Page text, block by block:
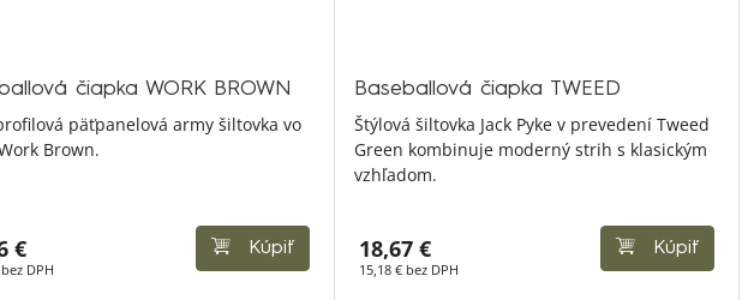
čiapka WORK BROWN
päťpanelová army šiltovka vo
Brown.
€
DPH
Kúpiť
Baseballová čiapka TWEED
Štýlová šiltovka Jack Pyke v prevedení Tweed
Green kombinuje moderný strih s klasickým
vzhľadom.
18,67 €
15,18 € bez DPH
Kúpiť